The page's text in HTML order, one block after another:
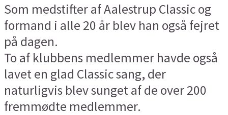
Som medstifter af Aalestrup Classic og
formand i alle 20 år blev han også fejret
på dagen.
To af klubbens medlemmer havde også
lavet en glad Classic sang, der
naturligvis blev sunget af de over 200
fremmødte medlemmer.